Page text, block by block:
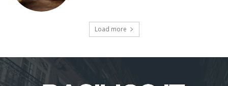
Load more